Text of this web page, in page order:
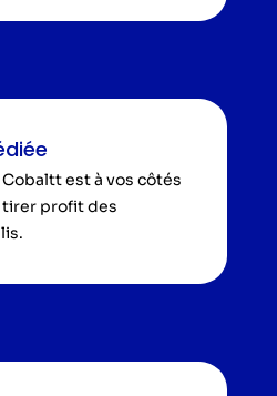
est à vos côtés
tirer profit des